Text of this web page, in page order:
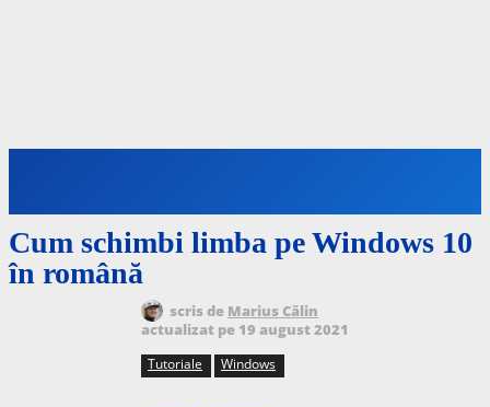
Cum schimbi limba pe Windows 10
în română
scris de Marius Călin
actualizat pe 19 august 2021
Tutoriale Windows